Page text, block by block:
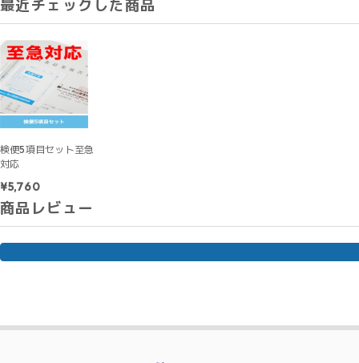
最近チェックした商品
検便5項目セット至急
対応
¥5,760
商品レビュー